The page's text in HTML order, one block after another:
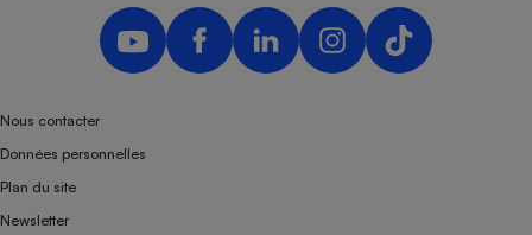
Nous contacter
Données personnelles
Plan du site
Newsletter